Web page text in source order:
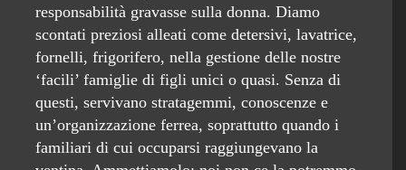
responsabilità gravasse sulla donna. Diamo
scontati preziosi alleati come detersivi, lavatrice,
fornelli, frigorifero, nella gestione delle nostre
‘facili’ famiglie di figli unici o quasi. Senza di
questi, servivano stratagemmi, conoscenze e
un’organizzazione ferrea, soprattutto quando i
familiari di cui occuparsi raggiungevano la